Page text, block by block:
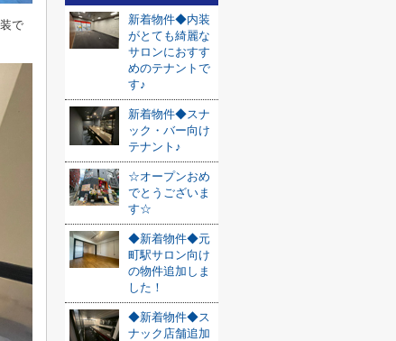
で
新着物件◆内装
がとても綺麗な
サロンにおすす
めのテナントで
す♪
新着物件◆スナ
ック・バー向け
テナント♪
☆オープンおめ
でとうございま
す☆
◆新着物件◆元
町駅サロン向け
の物件追加しま
した！
◆新着物件◆ス
ナック店舗追加